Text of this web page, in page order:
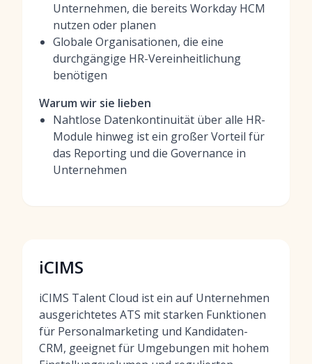
Unternehmen, die bereits Workday HCM
nutzen oder planen
Globale Organisationen, die eine
durchgängige HR-Vereinheitlichung
benötigen
Warum wir sie lieben
Nahtlose Datenkontinuität über alle HR-
Module hinweg ist ein großer Vorteil für
das Reporting und die Governance in
Unternehmen
iCIMS
iCIMS Talent Cloud ist ein auf Unternehmen
ausgerichtetes ATS mit starken Funktionen
für Personalmarketing und Kandidaten-
CRM, geeignet für Umgebungen mit hohem